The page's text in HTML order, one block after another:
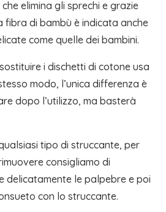
che elimina gli sprechi e grazie
fibra di bambù è indicata anche
come quelle dei bambini.
i dischetti di cotone usa
modo, l’unica differenza è
dopo l’utilizzo, ma basterà
tipo di struccante, per
consigliamo di
delicatamente le palpebre e poi
con lo struccante.